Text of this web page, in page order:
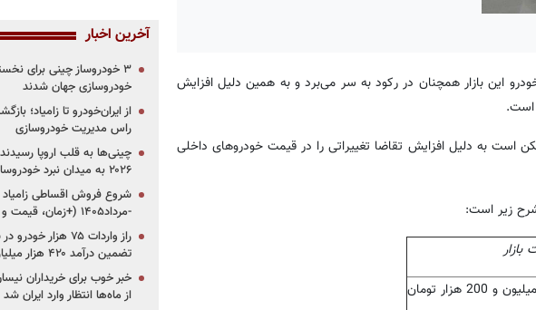
این بازار همچنان در رکود به سر می‌برد و به همین دلیل افزایش
است.
است به دلیل افزایش تقاضا تغییراتی را در قیمت خودروهای داخلی
زیر است:
بازار
میلیون و 200 هزار تومان
آخرین اخبار
خودروسازی جهان شدند
از ایران‌خودرو تا زامیاد؛
راس مدیریت خودروسازی
چینی‌ها به قلب اروپا
۲۰۲۶ به میدان نبرد خودروسازان جهان تبدیل می‌شود
-مرداد۱۴۰۵ (+زمان، قیمت و شرایط فروش)
تضمین درآمد ۴۲۰ هزار میلیاردی دولت؟
خبر خوب برای خریداران
از ماه‌ها انتظار وارد ایران شد